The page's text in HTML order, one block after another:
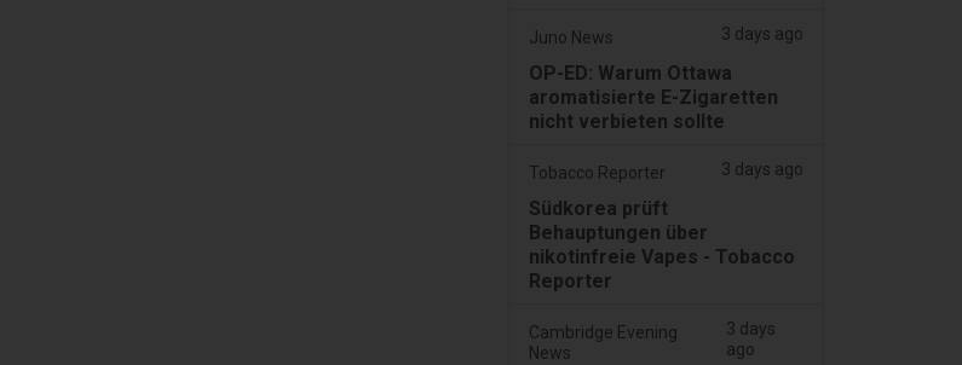
Juno News 3 days ago
OP-ED: Warum Ottawa
aromatisierte E-Zigaretten
nicht verbieten sollte
Tobacco Reporter 3 days ago
Südkorea prüft
Behauptungen über
nikotinfreie Vapes - Tobacco
Reporter
Cambridge Evening
News
3 days
ago